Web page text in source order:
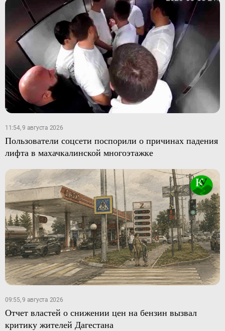
11:54, 9 августа 2026
Пользователи соцсети поспорили о причинах падения
лифта в махачкалинской многоэтажке
09:55, 9 августа 2026
Отчет властей о снижении цен на бензин вызвал
критику жителей Дагестана